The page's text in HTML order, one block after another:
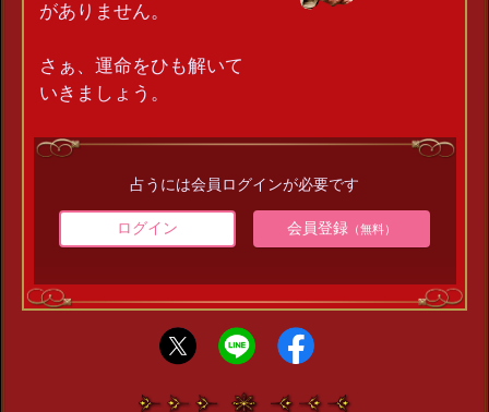
がありません。
さぁ、運命をひも解いて
いきましょう。
占うには会員ログインが必要です
ログイン 会員登録（無料）